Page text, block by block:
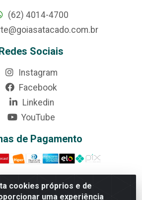
cookies próprios e de
uma experiência
(62) 4014-4700
Sociais
Instagram
Facebook
Linkedin
YouTube
de Pagamento
Universitária, nº 3860, Jardim das